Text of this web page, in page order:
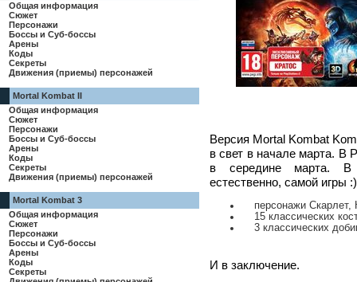
Общая информация
Сюжет
Персонажи
Боссы и Суб-боссы
Арены
Коды
Секреты
Движения (приемы) персонажей
Mortal Kombat II
Общая информация
Сюжет
Персонажи
Боссы и Суб-боссы
Арены
Коды
Секреты
Движения (приемы) персонажей
Mortal Kombat 3
Общая информация
Сюжет
Персонажи
Боссы и Суб-боссы
Арены
Коды
Секреты
Версия Mortal Kombat
в свет в начале марта. В
в середине марта. В
естественно, самой игры
персонажи Скарлет,
15 классических
3 классических
И в заключение.